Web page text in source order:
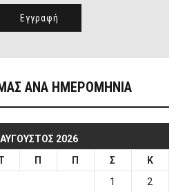
ΑΝΑ ΗΜΕΡΟΜΗΝΙΑ
ΑΎΓΟΥΣΤΟΣ 2026
Π Π Σ
Κ
1
2